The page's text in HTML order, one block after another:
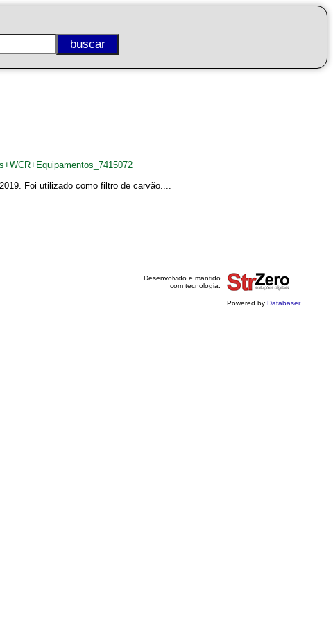
Foi utilizado como filtro de carvão....
Desenvolvido e mantido
com tecnologia:
Powered by Databaser